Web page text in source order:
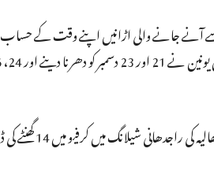
آنے جانے والی اڑانیں اپنے وقت کے
ڈبرو گڑھ میں کرفیو میں جمعرات